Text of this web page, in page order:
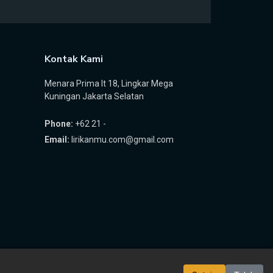
Kontak Kami
Menara Prima lt 18, Lingkar Mega
Kuningan Jakarta Selatan
Phone: +62 21 -
Email: lirikanmu.com@gmail.com